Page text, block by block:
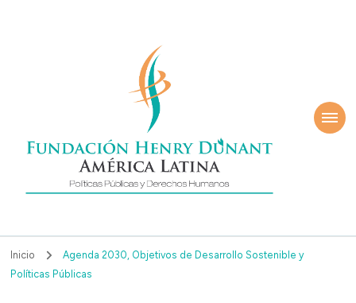
Henry
América Latina
Inicio
Agenda 2030, Objetivos de Desarrollo Sostenible y
Políticas Públicas